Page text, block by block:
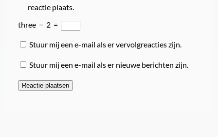
reactie plaats.
three − 2 =
Stuur mij een e-mail als er vervolgreacties zijn.
Stuur mij een e-mail als er nieuwe berichten zijn.